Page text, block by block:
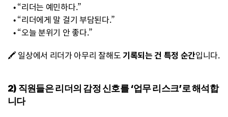
   • “리더는 예민하다.”
   • “리더에게 말 걸기 부담된다.”
   • “오늘 분위기 안 좋다.”
🖍️ 일상에서 리더가 아무리 잘해도 기록되는 건 특정 순간입니다.
2) 직원들은 리더의 감정 신호를 ‘업무 리스크’로 해석합
니다